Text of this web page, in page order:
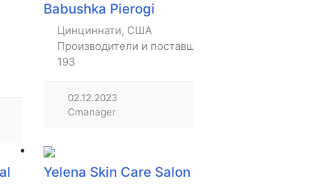
Babushka Pierogi
Цинциннати, США
Производители и поставщики товаров
193
02.12.2023
Cmanager
Yelena Skin Care Salon